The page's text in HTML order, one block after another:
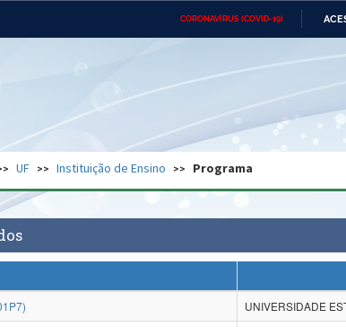
CORONAVÍRUS (COVID-19)
Ministério das
Ministério do Desenvolvimento
Regional
Advocacia-Geral da União Banco
UF Instituição de Ensino Programa
UNIVERSIDADE